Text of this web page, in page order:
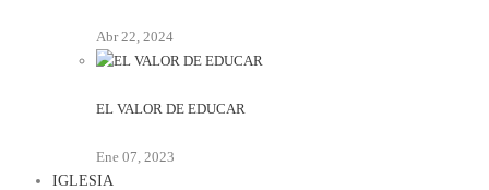
Abr 22, 2024
EL VALOR DE EDUCAR
Ene 07, 2023
IGLESIA